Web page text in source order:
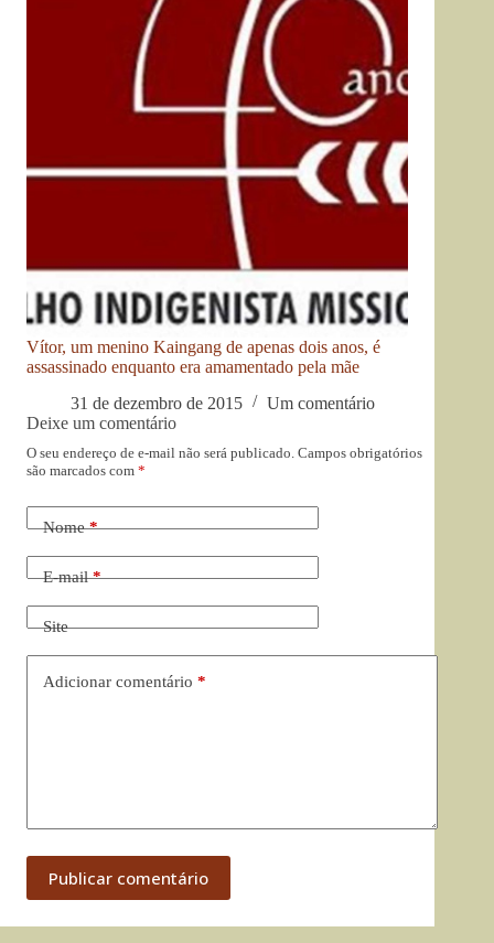
Vítor, um menino Kaingang de apenas dois anos, é
assassinado enquanto era amamentado pela mãe
31 de dezembro de 2015
Um comentário
Deixe um comentário
O seu endereço de e-mail não será publicado. Campos obrigatórios
são marcados com *
Nome*
E-mail*
Site
Adicionar comentário *
Publicar comentário